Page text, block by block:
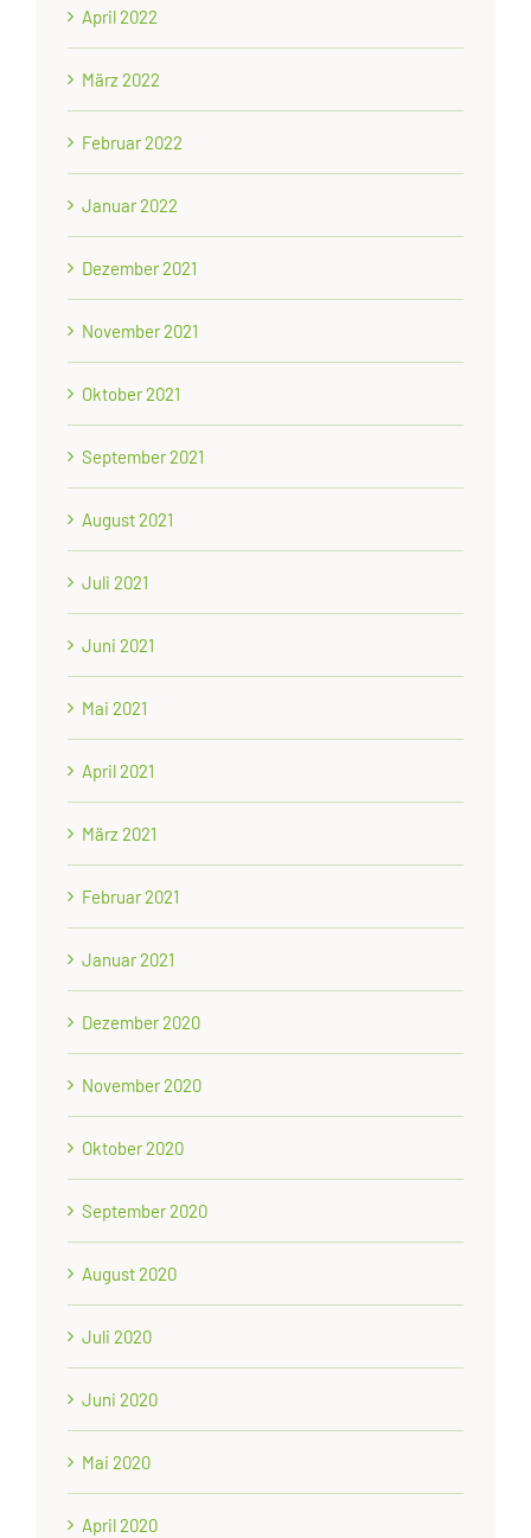
April 2022
März 2022
Februar 2022
Januar 2022
Dezember 2021
November 2021
Oktober 2021
September 2021
August 2021
Juli 2021
Juni 2021
Mai 2021
April 2021
März 2021
Februar 2021
Januar 2021
Dezember 2020
November 2020
Oktober 2020
September 2020
August 2020
Juli 2020
Juni 2020
Mai 2020
April 2020